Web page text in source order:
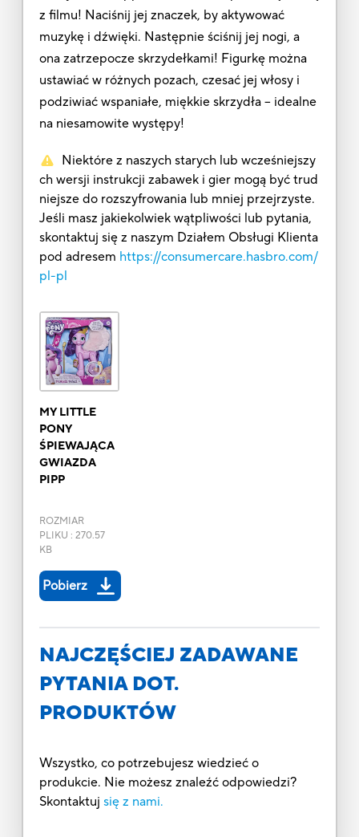
z filmu! Naciśnij jej znaczek, by aktywować
muzykę i dźwięki. Następnie ściśnij jej nogi, a
ona zatrzepocze skrzydełkami! Figurkę można
ustawiać w różnych pozach, czesać jej włosy i
podziwiać wspaniałe, miękkie skrzydła – idealne
na niesamowite występy!
Niektóre z naszych starych lub wcześniejszy
ch wersji instrukcji zabawek i gier mogą być trud
niejsze do rozszyfrowania lub mniej przejrzyste.
Jeśli masz jakiekolwiek wątpliwości lub pytania,
skontaktuj się z naszym Działem Obsługi Klienta
pod adresem https://consumercare.hasbro.com/
pl-pl
MY LITTLE
PONY
ŚPIEWAJĄCA
GWIAZDA
PIPP
ROZMIAR
PLIKU : 270.57
KB
Pobierz
NAJCZĘŚCIEJ ZADAWANE
PYTANIA DOT.
PRODUKTÓW
Wszystko, co potrzebujesz wiedzieć o
produkcie. Nie możesz znaleźć odpowiedzi?
Skontaktuj się z nami.